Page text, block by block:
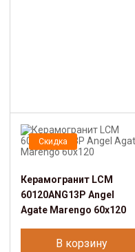
Скидка
Керамогранит LCM
60120ANG13P Angel
Agate Marengo 60x120
В корзину